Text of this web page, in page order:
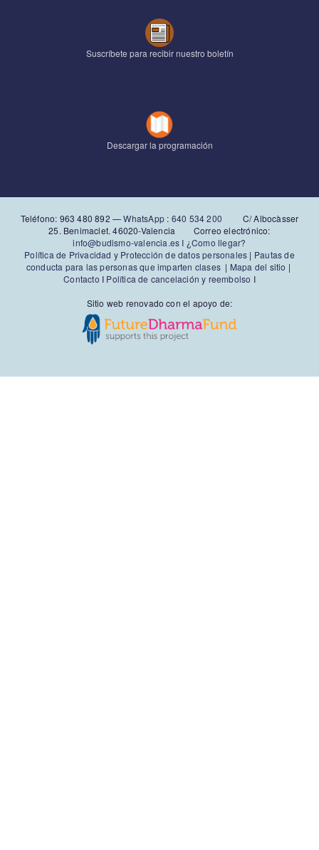
Suscríbete para recibir nuestro boletín
Descargar la programación
Teléfono: 963 480 892‬ —WhatsApp : 640 534 200 C/ Albocàsser
25. Benimaclet. 46020-Valencia Correo electrónico:
info@budismo-valencia.es I ¿Como llegar?
Política de Privacidad y Protección de datos personales | Pautas de
conducta para las personas que imparten clases| Mapa del sitio |
Contacto I Política de cancelación y reembolso I
Sitio web renovado con el apoyo de: